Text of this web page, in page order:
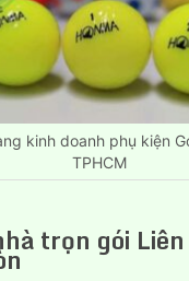
kinh doanh phụ kiện
TPHCM
trọn gói